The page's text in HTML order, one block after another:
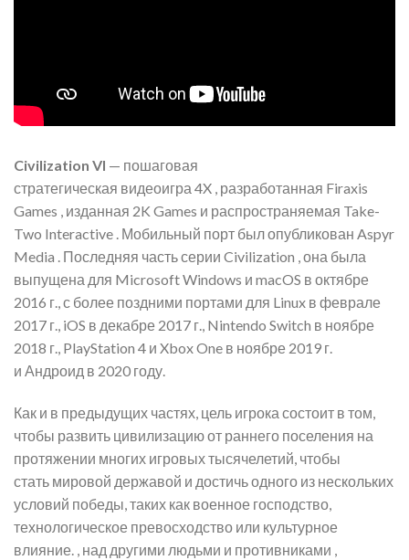
Civilization VI — пошаговая
стратегическая видеоигра 4X , разработанная Firaxis
Games , изданная 2K Games и распространяемая Take-
Two Interactive . Мобильный порт был опубликован Aspyr
Media . Последняя часть серии Civilization , она была
выпущена для Microsoft Windows и macOS в октябре
2016 г., с более поздними портами для Linux в феврале
2017 г., iOS в декабре 2017 г., Nintendo Switch в ноябре
2018 г., PlayStation 4 и Xbox One в ноябре 2019 г.
и Андроид в 2020 году.
Как и в предыдущих частях, цель игрока состоит в том,
чтобы развить цивилизацию от раннего поселения на
протяжении многих игровых тысячелетий, чтобы
стать мировой державой и достичь одного из нескольких
условий победы, таких как военное господство,
технологическое превосходство или культурное
влияние. , над другими людьми и противниками ,